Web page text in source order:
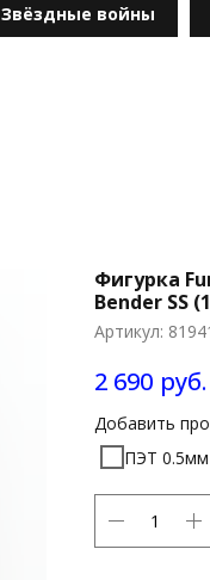
Звёздные войны
Фигурка
Bender SS
Артикул:
2 690 руб.
Добавить
ПЭТ 0.5мм